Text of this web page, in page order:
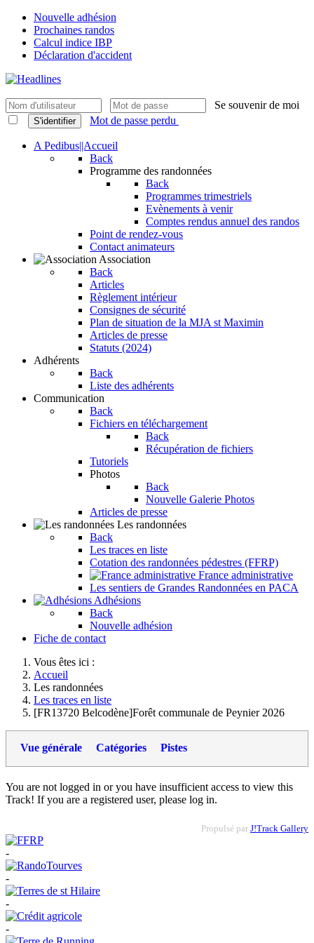
Nouvelle adhésion
Prochaines randos
Calcul indice IBP
Déclaration d'accident
Se souvenir de moi
S'identifier Mot de passe perdu
A Pedibus||Accueil
Back
Programme des randonnées
Back
Programmes trimestriels
Evènements à venir
Comptes rendus annuel des randos
Point de rendez-vous
Contact animateurs
Association
Back
Articles
Règlement intérieur
Consignes de sécurité
Plan de situation de la MJA st Maximin
Articles de presse
Statuts (2024)
Adhérents
Back
Liste des adhérents
Communication
Back
Fichiers en téléchargement
Back
Récupération de fichiers
Tutoriels
Photos
Back
Nouvelle Galerie Photos
Articles de presse
Les randonnées
Back
Les traces en liste
Cotation des randonnées pédestres (FFRP)
France administrative
Les sentiers de Grandes Randonnées en PACA
Adhésions
Back
Nouvelle adhésion
Fiche de contact
Vous êtes ici :
Accueil
Les randonnées
Les traces en liste
[FR13720 Belcodène]Forêt communale de Peynier 2026
Vue générale Catégories Pistes
You are not logged in or you have insufficient access to view this
Track! If you are a registered user, please log in.
Propulsé par J!Track Gallery
-
-
-
-